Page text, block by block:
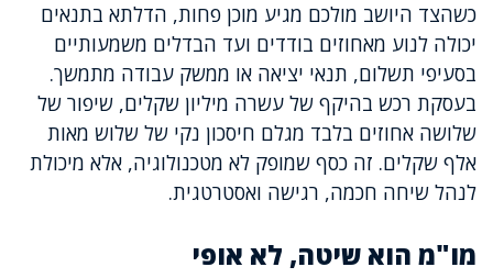
כשהצד היושב מולכם מגיע מוכן פחות, הדלתא בתנאים
יכולה לנוע מאחוזים בודדים ועד הבדלים משמעותיים
בסעיפי תשלום, תנאי יציאה או ממשק עבודה מתמשך.
בעסקת רכש בהיקף של עשרה מיליון שקלים, שיפור של
שלושה אחוזים בלבד מגלם חיסכון נקי של שלוש מאות
אלף שקלים. זה כסף שמופק לא מטכנולוגיה, אלא מיכולת
לנהל שיחה חכמה, רגישה ואסטרטגית.
מו"מ הוא שיטה, לא אופי